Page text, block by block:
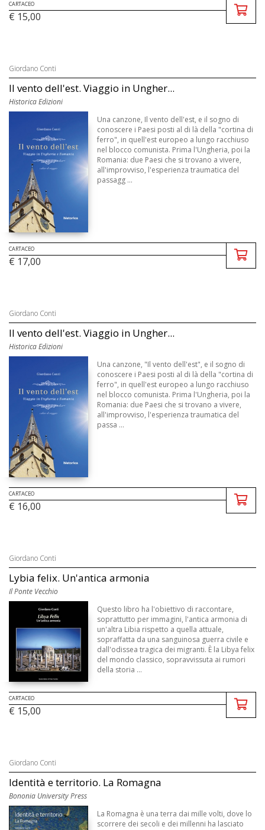
CARTACEO
€ 15,00
Giordano Conti
Il vento dell'est. Viaggio in Ungher...
Historica Edizioni
Una canzone, Il vento dell'est, e il sogno di
conoscere i Paesi posti al di là della "cortina di
ferro", in quell'est europeo a lungo racchiuso
nel blocco comunista. Prima l'Ungheria, poi la
Romania: due Paesi che si trovano a vivere,
all'improvviso, l'esperienza traumatica del
passagg ...
CARTACEO
€ 17,00
Giordano Conti
Il vento dell'est. Viaggio in Ungher...
Historica Edizioni
Una canzone, "Il vento dell'est", e il sogno di
conoscere i Paesi posti al di là della "cortina di
ferro", in quell'est europeo a lungo racchiuso
nel blocco comunista. Prima l'Ungheria, poi la
Romania: due Paesi che si trovano a vivere,
all'improvviso, l'esperienza traumatica del
passa ...
CARTACEO
€ 16,00
Giordano Conti
Lybia felix. Un'antica armonia
Il Ponte Vecchio
Questo libro ha l'obiettivo di raccontare,
soprattutto per immagini, l'antica armonia di
un'altra Libia rispetto a quella attuale,
sopraffatta da una sanguinosa guerra civile e
dall'odissea tragica dei migranti. È la Libya felix
del mondo classico, sopravvissuta ai rumori
della storia ...
CARTACEO
€ 15,00
Giordano Conti
Identità e territorio. La Romagna
Bononia University Press
La Romagna è una terra dai mille volti, dove lo
scorrere dei secoli e dei millenni ha lasciato